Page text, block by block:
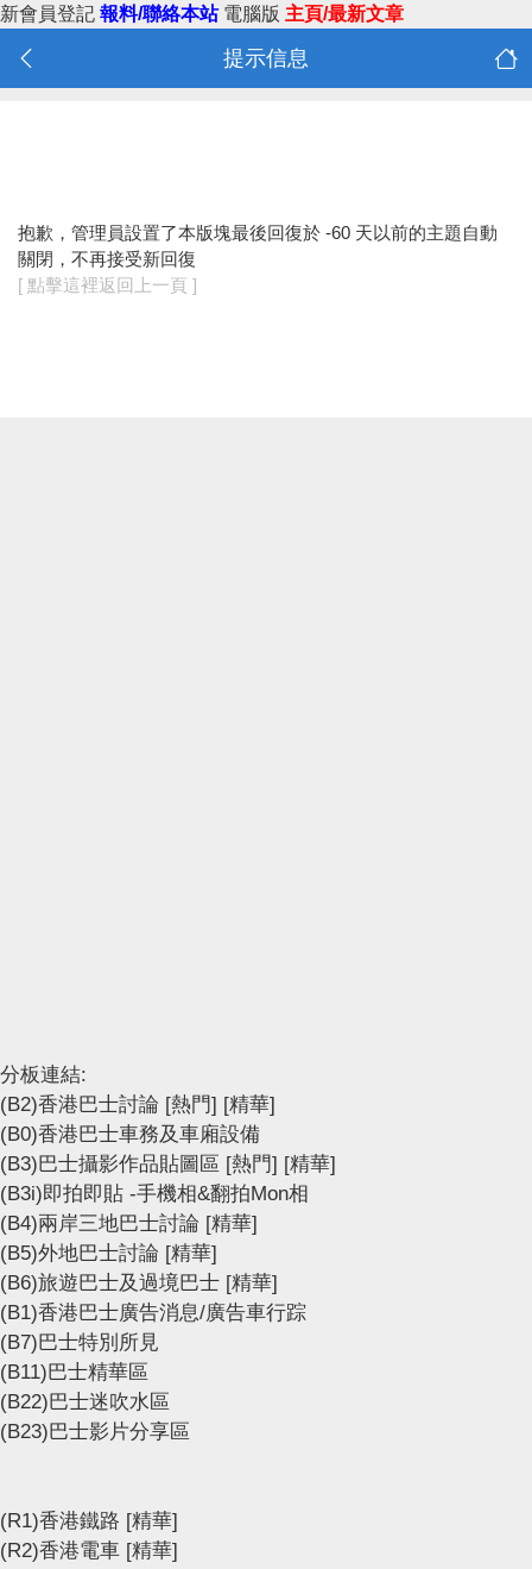
新會員登記 報料/聯絡本站 電腦版 主頁/最新文章
提示信息
抱歉，管理員設置了本版塊最後回復於 -60 天以前的主題自動
關閉，不再接受新回復
[ 點擊這裡返回上一頁 ]
分板連結:
(B2)香港巴士討論 [熱門] [精華]
(B0)香港巴士車務及車廂設備
(B3)巴士攝影作品貼圖區 [熱門] [精華]
(B3i)即拍即貼 -手機相&翻拍Mon相
(B4)兩岸三地巴士討論 [精華]
(B5)外地巴士討論 [精華]
(B6)旅遊巴士及過境巴士 [精華]
(B1)香港巴士廣告消息/廣告車行踪
(B7)巴士特別所見
(B11)巴士精華區
(B22)巴士迷吹水區
(B23)巴士影片分享區
(R1)香港鐵路 [精華]
(R2)香港電車 [精華]